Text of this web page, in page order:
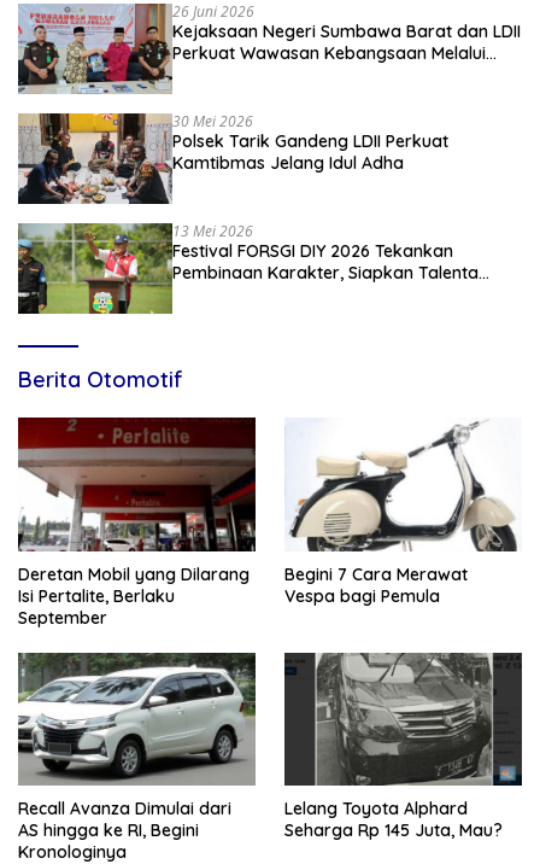
26 Juni 2026
Kejaksaan Negeri Sumbawa Barat dan LDII
Perkuat Wawasan Kebangsaan Melalui
30 Mei 2026
Polsek Tarik Gandeng LDII Perkuat
Kamtibmas Jelang Idul Adha
13 Mei 2026
Festival FORSGI DIY 2026 Tekankan
Pembinaan Karakter, Siapkan Talenta
Berita Otomotif
Deretan Mobil yang Dilarang
Isi Pertalite, Berlaku
September
Begini 7 Cara Merawat
Vespa bagi Pemula
Recall Avanza Dimulai dari
AS hingga ke RI, Begini
Kronologinya
Lelang Toyota Alphard
Seharga Rp 145 Juta, Mau?